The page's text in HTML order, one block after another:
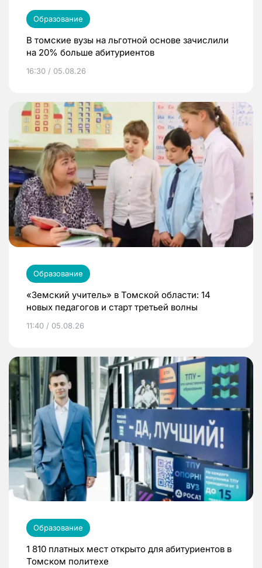
Образование
В томские вузы на льготной основе зачислили
на 20% больше абитуриентов
16:30 / 05.08.26
Образование
«Земский учитель» в Томской области: 14
новых педагогов и старт третьей волны
11:40 / 05.08.26
Образование
1 810 платных мест открыто для абитуриентов в
Томском политехе